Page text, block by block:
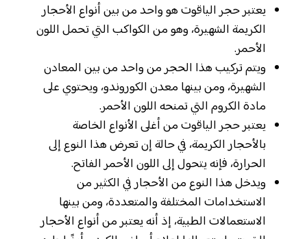
يعتبر حجر الياقوت هو واحد من بين أنواع الأحجار
الكريمة الشهيرة، وهو من الكواكب التي تحمل اللون
الأحمر.
ويتم تركيب هذا الحجر من واحد من بين المعادن
الشهيرة، ومن بينها معدن الكوروندو، ويحتوي على
مادة الكروم التي تمنحه اللون الأحمر.
يعتبر حجر الياقوت من أغلى الأنواع الخاصة
بالأحجار الكريمة، في حالة إن تعرض هذا النوع إلى
الحرارة، فإنه يتحول إلى اللون الأحمر الفاتح.
ويدخل هذا النوع من الأحجار في الكثير من
الاستخدامات المختلفة والمتعددة، ومن بينها
الاستعمالات الطبية، إذ أنه يعتبر من أنواع الأحجار